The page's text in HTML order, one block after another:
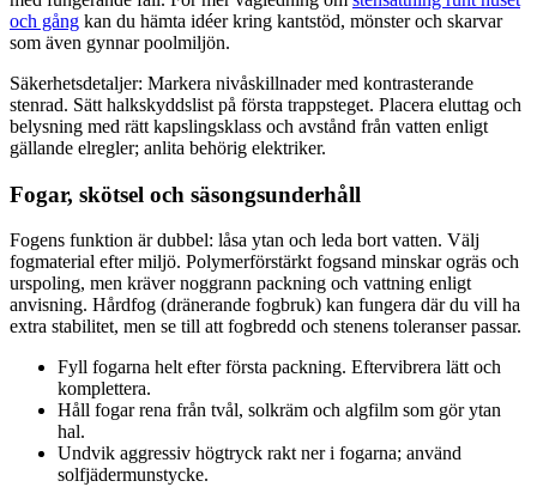
och gång kan du hämta idéer kring kantstöd, mönster och skarvar
som även gynnar poolmiljön.
Säkerhetsdetaljer: Markera nivåskillnader med kontrasterande
stenrad. Sätt halkskyddslist på första trappsteget. Placera eluttag och
belysning med rätt kapslingsklass och avstånd från vatten enligt
gällande elregler; anlita behörig elektriker.
Fogar, skötsel och säsongsunderhåll
Fogens funktion är dubbel: låsa ytan och leda bort vatten. Välj
fogmaterial efter miljö. Polymerförstärkt fogsand minskar ogräs och
urspoling, men kräver noggrann packning och vattning enligt
anvisning. Hårdfog (dränerande fogbruk) kan fungera där du vill ha
extra stabilitet, men se till att fogbredd och stenens toleranser passar.
Fyll fogarna helt efter första packning. Eftervibrera lätt och
komplettera.
Håll fogar rena från tvål, solkräm och algfilm som gör ytan
hal.
Undvik aggressiv högtryck rakt ner i fogarna; använd
solfjädermunstycke.